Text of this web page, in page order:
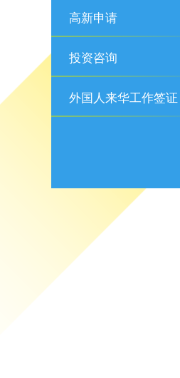
高新申请
投资咨询
外国人来华工作签证